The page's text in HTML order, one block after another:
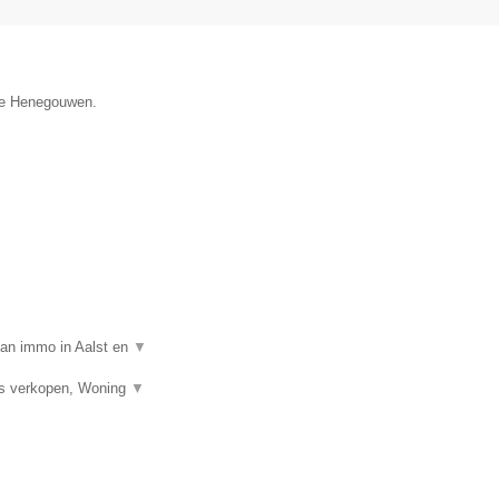
Henegouwen.
immo in Aalst en ▼
verkopen, Woning ▼